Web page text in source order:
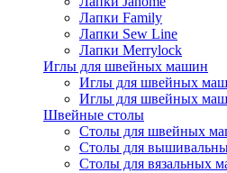
Лапки Family
Лапки Sew Line
Лапки Merrylock
Иглы для швейных машин
Иглы для швейных
Иглы для швейных
Швейные столы
Столы для швейных
Столы для
Столы для вязальных